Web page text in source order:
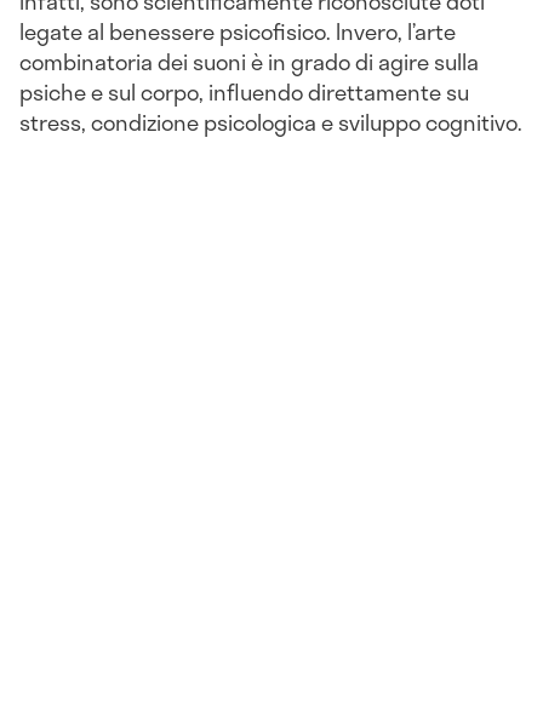
legate al benessere psicofisico. Invero, l’arte
combinatoria dei suoni è in grado di agire sulla
psiche e sul corpo, influendo direttamente su
stress, condizione psicologica e sviluppo cognitivo.